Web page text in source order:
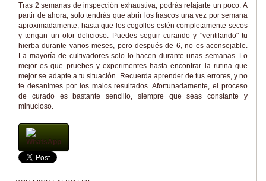
Tras 2 semanas de inspección exhaustiva, podrás relajarte un poco. A
partir de ahora, solo tendrás que abrir los frascos una vez por semana
aproximadamente, hasta que los cogollos estén completamente secos
y tengan un olor delicioso. Puedes seguir curando y "ventilando" tu
hierba durante varios meses, pero después de 6, no es aconsejable.
La mayoría de cultivadores solo lo hacen durante unas semanas. Lo
mejor es que pruebes y experimentes hasta encontrar la rutina que
mejor se adapte a tu situación. Recuerda aprender de tus errores, y no
te desanimes por los malos resultados. Afortunadamente, el proceso
de curado es bastante sencillo, siempre que seas constante y
minucioso.
WhatsApp